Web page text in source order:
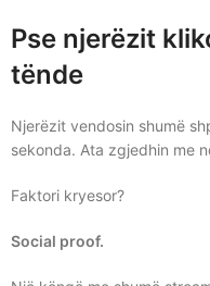
Pse njerëzit
tënde
Njerëzit vendosin shumë
sekonda. Ata zgjedhin me
Faktori kryesor?
Social proof.